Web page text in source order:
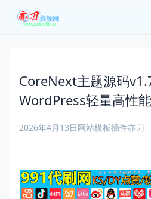
CoreNext主题源码
WordPress轻量高性
2026年4月13日网站模板插件亦刀